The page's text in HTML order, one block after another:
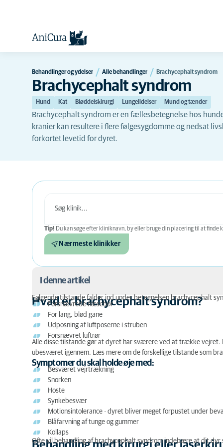
Behandlinger og ydelser Alle behandlinger Brachycephalt syndrom
Brachycephalt syndrom
Hund Kat Bløddelskirurgi Lungelidelser Mund og tænder
Brachycephalt syndrom er en fællesbetegnelse hos
kranier kan resultere i flere følgesygdomme og nedsat
forkortet levetid for dyret.
Tip! Du kan søge efter kliniknavn, by eller bruge din placering til at finde
Nærmeste klinikker
I denne artikel
Hvad er brachycephalt syndrom?
Behandling med kirurgi eller laserkirurgi
Hvad er brachycephalt syndrom?
Følgende tilstande falder ind under betegnelsen brachycephalt
Forsnævrede næsebor
For lang, blød gane
Udposning af luftposerne i struben
Forsnævret luftrør
Alle disse tilstande gør at dyret har sværere ved at trække vejret.
ubesværet igennem. Læs mere om de forskellige tilstande som
Symptomer du skal holde øje med:
Besværet vejrtrækning
Snorken
Hoste
Synkebesvær
Motionsintolerance - dyret bliver meget forpustet under
Blåfarvning af tunge og gummer
Kollaps
Ofte vil behandling af brachycephalt syndrom indebære at dit